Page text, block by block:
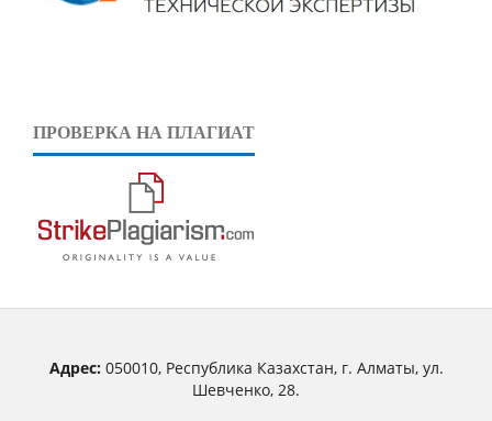
ПРОВЕРКА НА ПЛАГИАТ
Адрес:050010, Республика Казахстан, г. Алматы, ул.
Шевченко, 28.